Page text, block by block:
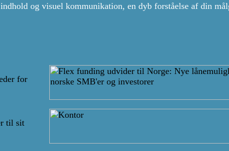
og visuel kommunikation, en dyb forståelse af din
for
til sit